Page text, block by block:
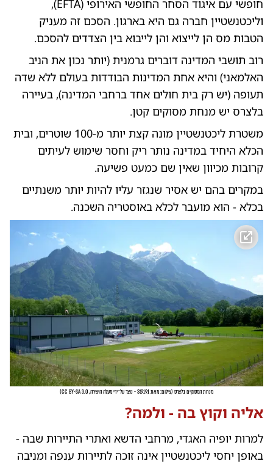
חופשי עם איגוד הסחר החופשי האירופי (EFTA),
וליכטנשטיין חברה גם היא בארגון. הסכם זה מעניק
הטבות מס הן לייצוא והן לייבוא בין הצדדים להסכם.
רוב תושבי המדינה דוברים גרמנית (יותר נכון את הניב
האלמאני) והיא אחת המדינות הבודדות בעולם ללא שדה
תעופה (יש רק בית חולים אחד ברחבי המדינה), בעיירה
בלצרס יש מנחת מסוקים קטן.
משטרת ליכטנשטיין מונה קצת יותר מ-100 שוטרים, ובית
הכלא היחיד במדינה נותר ריק וחסר שימוש לעיתים
קרובות מכיוון שאין שם כמעט פשיעה.
במקרים בהם יש אסיר שנגזר עליו להיות יותר משנתיים
בכלא - הוא מועבר לכלא באוסטריה השכנה.
מנחת המסוקים בלצרס (צילום: מאת St9191 - נוצר על־ידי מעלה היצירה, CC BY-SA 3.0 )
אליה וקוץ בה - ולמה?
למרות יופיה האגדי, מרחבי הדשא ואתרי התיירות שבה -
באופן יחסי ליכטנשטיין אינה זוכה לתיירות ענפה ומניבה